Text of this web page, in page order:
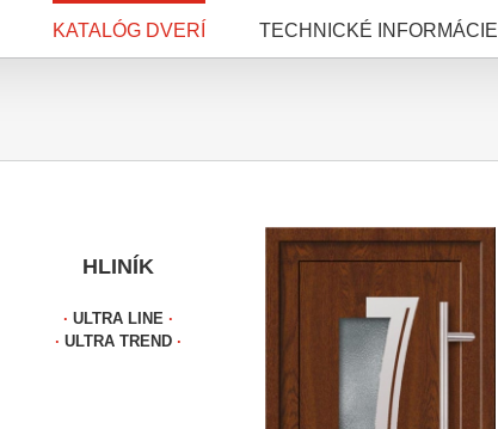
KATALÓG DVERÍ TECHNICKÉ INFORMÁCIE
HLINÍK
∙ ULTRA LINE ∙
∙ ULTRA TREND ∙